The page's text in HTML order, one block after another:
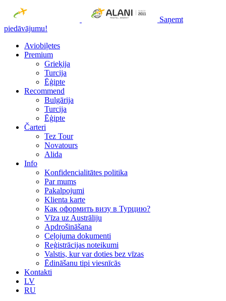
Saņemt
piedāvājumu!
Aviobiļetes
Premium
Grieķija
Turcija
Ēģipte
Recommend
Bulgārija
Turcija
Ēģipte
Čarteri
Tez Tour
Novatours
Alida
Info
Konfidencialitātes politika
Par mums
Рakalpojumi
Klienta karte
Как оформить визу в Турцию?
Vīza uz Austrāliju
Apdrošināšana
Ceļojuma dokumenti
Reģistrācijas noteikumi
Valstis, kur var doties bez vīzas
Ēdināšanu tipi viesnīcās
Kontakti
LV
RU